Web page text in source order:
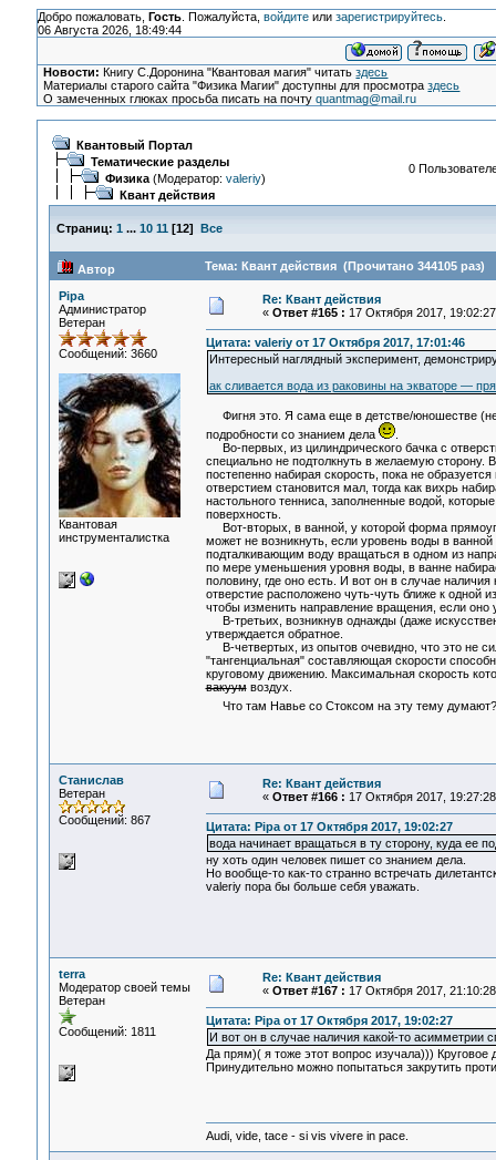
Добро пожаловать, Гость. Пожалуйста, войдитеили зарегистрируйтесь.
06 Августа 2026, 18:49:44
Новости: Книгу С.Доронина "Квантовая магия" читатьздесь
Материалы старого сайта "Физика Магии" доступны для просмотраздесь
О замеченных глюках просьба писать на почтуquantmag@mail.ru
Квантовый Портал
Тематические разделы
Физика(Модератор: valeriy)
Квант действия
0
Страниц: 1 ... 10 11 [12] Все
Автор Тема: Квант действия (Прочитано 344105 раз)
Pipa
Администратор
Ветеран
Сообщений: 3660
Квантовая
инструменталистка
Re: Квант действия
« Ответ #165 : 17 Октября 2017,
Цитата: valeriy от 17 Октября 2017, 17:01:46
Интересный наглядный эксперимент,
ак сливается вода из раковины на экваторе —
Фигня это. Я сама еще в детстве/юношестве (не
подробности со знанием дела
.
Во-первых, из цилиндрического бачка с
специально не подтолкнуть в желаемую сторону.
постепенно набирая скорость, пока не
отверстием становится мал, тогда как вихрь
настольного тенниса, заполненные водой,
поверхность.
Вот-вторых, в ванной, у которой форма
может не возникнуть, если уровень воды в
подталкивающим воду вращаться в одном из
по мере уменьшения уровня воды, в ванне
половину, где оно есть. И вот он в случае
отверстие расположено чуть-чуть ближе к одной
чтобы изменить направление вращения, если оно
В-третьих, возникнув однажды (даже
утверждается обратное.
В-четвертых, из опытов очевидно, что это не
"тангенциальная" составляющая скорости
круговому движению. Максимальная скорость
вакуумвоздух.
Что там Навье со Стоксом на эту тему
Станислав
Ветеран
Сообщений: 867
Re: Квант действия
« Ответ #166 : 17 Октября 2017,
Цитата: Pipa от 17 Октября 2017, 19:02:27
вода начинает вращаться в ту сторону, куда ее
ну хоть один человек пишет со знанием дела.
Но вообще-то как-то странно встречать
valeriy пора бы больше себя уважать.
terra
Модератор своей темы
Ветеран
Сообщений: 1811
Re: Квант действия
« Ответ #167 : 17 Октября 2017,
Цитата: Pipa от 17 Октября 2017, 19:02:27
И вот он в случае наличия какой-то асимметрии
Да прям)( я тоже этот вопрос изучала))) Круговое
Принудительно можно попытаться закрутить
Audi, vide, tace - si vis vivere in pace.